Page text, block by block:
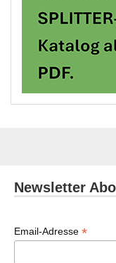
Newsletter
Email-Adresse *